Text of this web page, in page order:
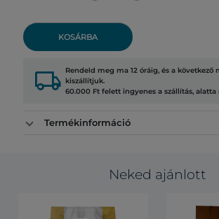
KOSÁRBA
local_shipping Rendeld meg ma 12 óráig, és a következő
kiszállítjuk.
60.000 Ft felett ingyenes a szállítás, alatta
Termékinformáció
Neked ajánlott